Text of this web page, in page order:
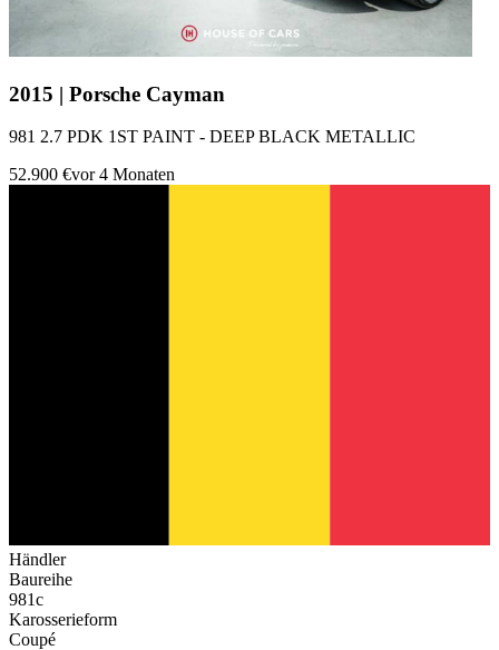
2015 | Porsche Cayman
981 2.7 PDK 1ST PAINT - DEEP BLACK METALLIC
52.900 €vor 4 Monaten
Händler
Baureihe
981c
Karosserieform
Coupé